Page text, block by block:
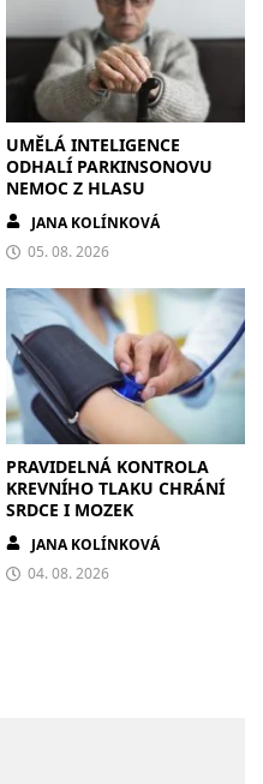
UMĚLÁ INTELIGENCE
ODHALÍ PARKINSONOVU
NEMOC Z HLASU
JANA KOLÍNKOVÁ
05. 08. 2026
PRAVIDELNÁ KONTROLA
KREVNÍHO TLAKU CHRÁNÍ
SRDCE I MOZEK
JANA KOLÍNKOVÁ
04. 08. 2026